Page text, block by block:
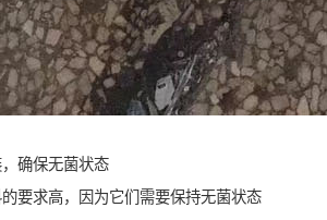
确保无菌状态
要求高，因为它们需要保持无菌状态